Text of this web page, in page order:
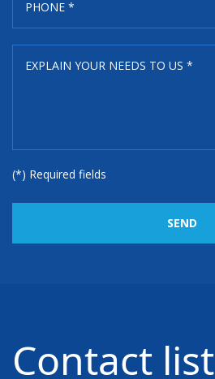
(*) Required fields
SEND
Contact list